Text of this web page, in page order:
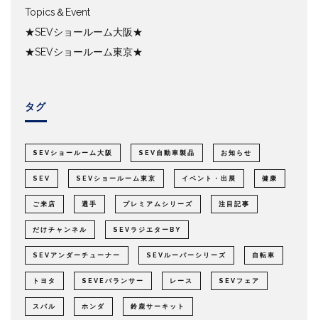
Topics＆Event
★SEVショールーム大阪★
★SEVショールーム東京★
タグ
SEVショールーム大阪 SEV自動車製品 お知らせ
SEV SEVショールーム東京 イベント・出展 健康
ご来店 選手 プレミアムシリーズ 注目記事
だけチャンネル SEVラジエターBY
SEVアンダーチューナー SEVルーパーシリーズ 自転車
トヨタ SEVEバランサー レース SEVフェア
スバル ホンダ 鈴鹿サーキット